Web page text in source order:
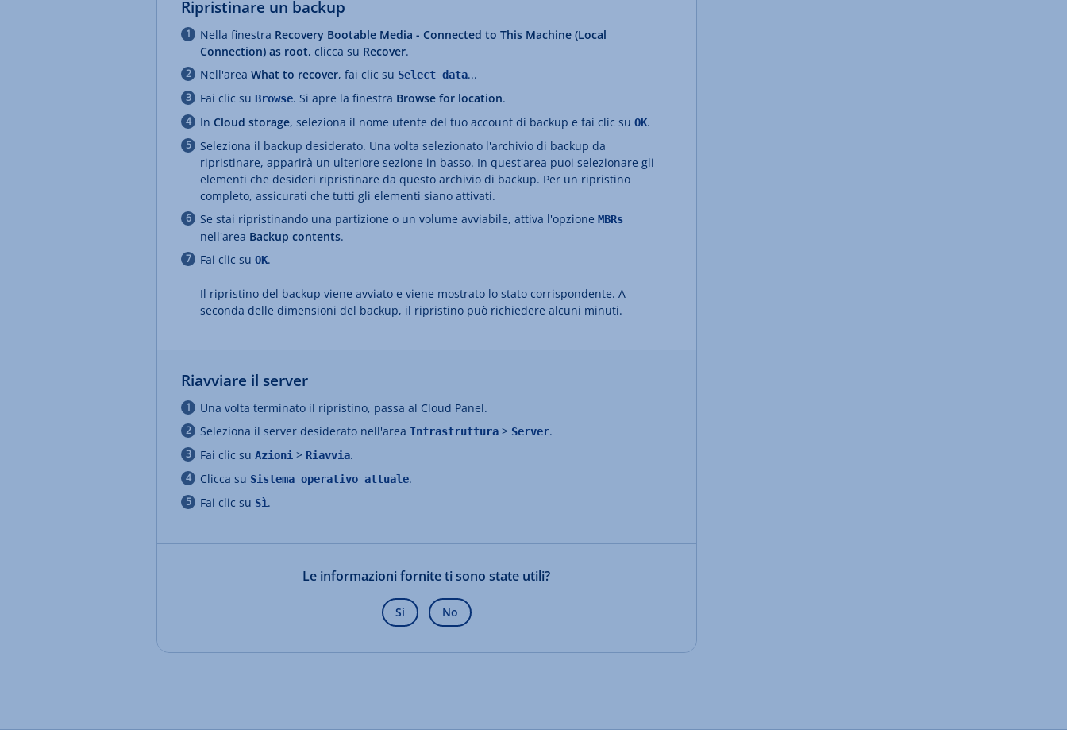
Ripristinare un backup
Nella finestra Recovery Bootable Media - Connected to This Machine (Local
Connection) as root, clicca su Recover.
Nell'area What to recover, fai clic su Select data...
Fai clic su Browse. Si apre la finestra Browse for location.
In Cloud storage, seleziona il nome utente del tuo account di backup e fai clic su OK.
Seleziona il backup desiderato. Una volta selezionato l'archivio di backup da
ripristinare, apparirà un ulteriore sezione in basso. In quest'area puoi selezionare gli
elementi che desideri ripristinare da questo archivio di backup. Per un ripristino
completo, assicurati che tutti gli elementi siano attivati.
Se stai ripristinando una partizione o un volume avviabile, attiva l'opzione MBRs
nell'area Backup contents.
Fai clic su OK.
Il ripristino del backup viene avviato e viene mostrato lo stato corrispondente. A
seconda delle dimensioni del backup, il ripristino può richiedere alcuni minuti.
Riavviare il server
Una volta terminato il ripristino, passa al Cloud Panel.
Seleziona il server desiderato nell'area Infrastruttura > Server.
Fai clic su Azioni > Riavvia.
Clicca su Sistema operativo attuale.
Fai clic su Sì.
Le informazioni fornite ti sono state utili?
Sì No